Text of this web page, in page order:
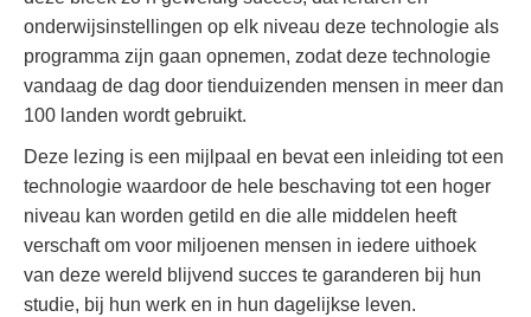
onderwijsinstellingen op elk niveau deze technologie als
programma zijn gaan opnemen, zodat deze technologie
vandaag de dag door tienduizenden mensen in meer dan
100 landen wordt gebruikt.
Deze lezing is een mijlpaal en bevat een inleiding tot een
technologie waardoor de hele beschaving tot een hoger
niveau kan worden getild en die alle middelen heeft
verschaft om voor miljoenen mensen in iedere uithoek
van deze wereld blijvend succes te garanderen bij hun
studie, bij hun werk en in hun dagelijkse leven.